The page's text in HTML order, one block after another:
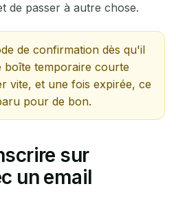
de passer à autre chose.
de confirmation dès qu'il
boîte temporaire courte
vite, et une fois expirée, ce
pour de bon.
sur
un email